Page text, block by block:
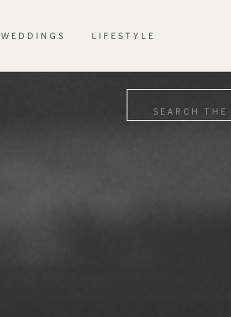
WEDDINGS LIFESTYLE
Search